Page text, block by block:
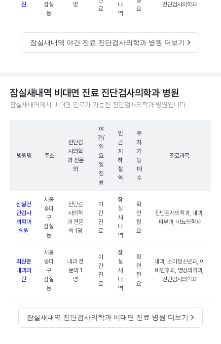
원
잠실
동
명
료
내
역
요
진단검사의학과
잠실새내역 야간 진료 진단검사의학과 병원 더보기
잠실새내역 비대면 진료 진단검사의학과 병원
잠실새내역에서 비대면 진료가 가능한 진단검사의학과 병원입니다.
병원명 주소
진단검
사의학
과 전문
의
야
간/
일
요
일
진
료
인
근
지
하
철
역
주
차
가
능
대
수
진료과목
잠실진
단검사
의학과
의원
서울
송파
구
잠실
동
진단검
사의학
과 전문
의 1명
야
간
진
료
잠
실
새
내
역
확
인
필
요
진단검사의학과, 내과,
피부과, 비뇨의학과
최원준
내과의
원
서울
송파
구
잠실
동
내과 전
문의 1
명
야
간
진
료
잠
실
새
내
역
확
인
필
요
내과, 소아청소년과, 이
비인후과, 영상의학과,
진단검사의학과
잠실새내역 진단검사의학과 비대면 진료 병원 더보기